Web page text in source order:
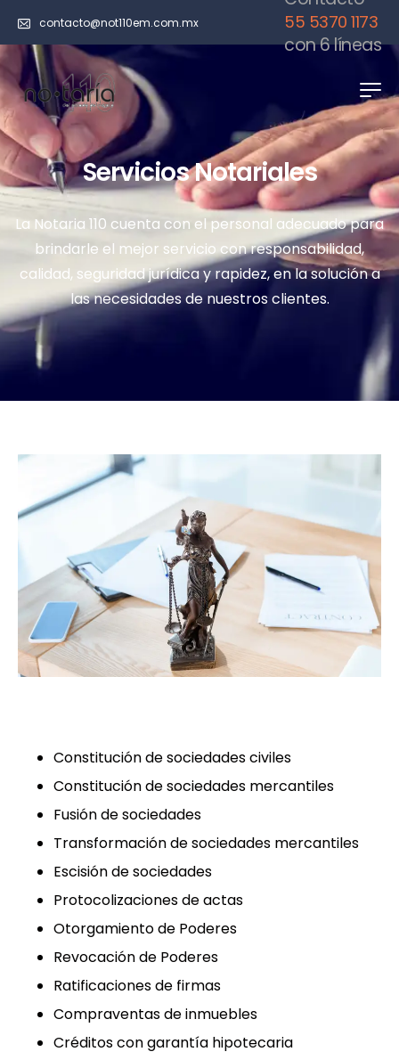
contacto@not110em.com.mx 55 5370 1173
con 6 líneas
Servicios Notariales
La Notaria 110 cuenta con el personal adecuado para
brindarle el mejor servicio con responsabilidad,
calidad, seguridad jurídica y rapidez, en la solución a
las necesidades de nuestros clientes.
Constitución de sociedades civiles
Constitución de sociedades mercantiles
Fusión de sociedades
Transformación de sociedades mercantiles
Escisión de sociedades
Protocolizaciones de actas
Otorgamiento de Poderes
Revocación de Poderes
Ratificaciones de firmas
Compraventas de inmuebles
Créditos con garantía hipotecaria